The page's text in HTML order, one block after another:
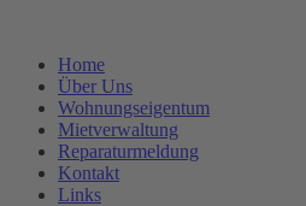
Home
Über Uns
Wohnungseigentum
Mietverwaltung
Reparaturmeldung
Kontakt
Links